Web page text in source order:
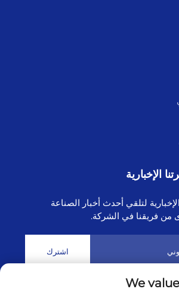
الإخبارية
لتلقي أحدث أخبار الصناعة
من فريقنا في الشركة.
اشترك
We